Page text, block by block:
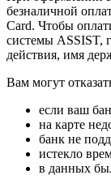
безналичной
Card. Чтобы
системы ASSIST,
действия, имя
Вам могут
если ваш
на карте
банк не
истекло
в данных